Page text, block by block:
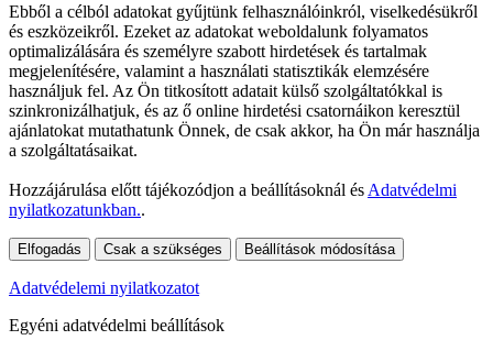
Ebből a célból adatokat gyűjtünk felhasználóinkról, viselkedésükről
és eszközeikről. Ezeket az adatokat weboldalunk folyamatos
optimalizálására és személyre szabott hirdetések és tartalmak
megjelenítésére, valamint a használati statisztikák elemzésére
használjuk fel. Az Ön titkosított adatait külső szolgáltatókkal is
szinkronizálhatjuk, és az ő online hirdetési csatornáikon keresztül
ajánlatokat mutathatunk Önnek, de csak akkor, ha Ön már használja
a szolgáltatásaikat.
Hozzájárulása előtt tájékozódjon a beállításoknál és Adatvédelmi
nyilatkozatunkban..
Elfogadás Csak a szükséges Beállítások módosítása
Adatvédelemi nyilatkozatot
Egyéni adatvédelmi beállítások